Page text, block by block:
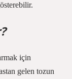
için
gelen tozun